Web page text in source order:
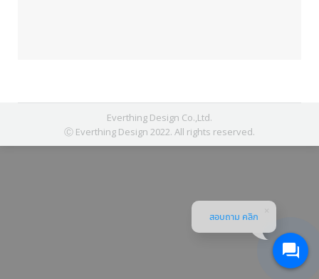
Everthing Design Co.,Ltd.
Ⓒ Everthing Design 2022. All rights reserved.
สอบถาม คลิก